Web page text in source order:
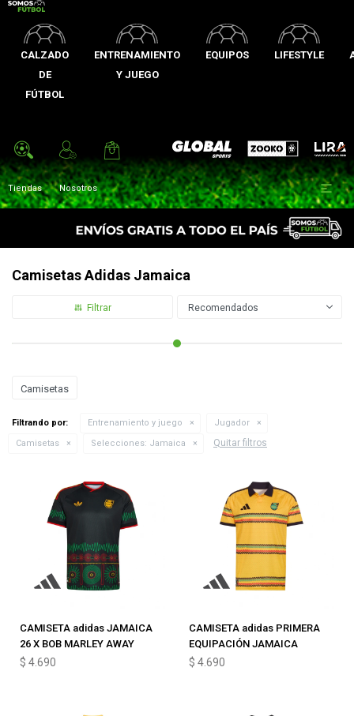
CALZADO
DE
FÚTBOL
ENTRENAMIENTO
Y JUEGO
EQUIPOS LIFESTYLE
Global Sports Zooko Lira
Tiendas Nosotros 
Camisetas Adidas Jamaica
Recomendados
Camisetas
Filtrando por: Entrenamiento y juego
Jugador
Camisetas
Selecciones: Jamaica Quitar filtros
CAMISETA adidas JAMAICA
26 X BOB MARLEY AWAY
$ 4.690
CAMISETA adidas PRIMERA
EQUIPACIÓN JAMAICA
$ 4.690